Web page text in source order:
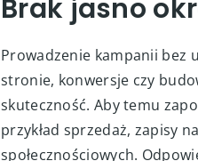
lepiej poznać swoich
Brak jasno
Prowadzenie kampanii bez